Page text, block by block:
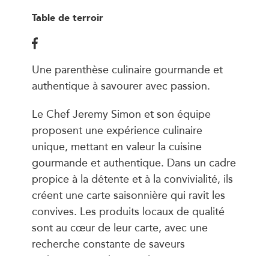
Table de terroir
Une parenthèse culinaire gourmande et
authentique à savourer avec passion.
Le Chef Jeremy Simon et son équipe
proposent une expérience culinaire
unique, mettant en valeur la cuisine
gourmande et authentique. Dans un cadre
propice à la détente et à la convivialité, ils
créent une carte saisonnière qui ravit les
convives. Les produits locaux de qualité
sont au cœur de leur carte, avec une
recherche constante de saveurs